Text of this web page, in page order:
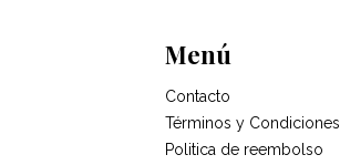
Menú
Contacto
Términos y Condiciones
Politica de reembolso